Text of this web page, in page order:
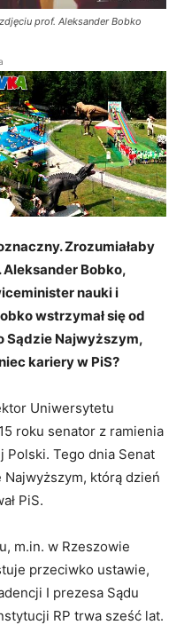
prof. Aleksander Bobko
Zrozumiałaby
Aleksander Bobko,
nauki i
wstrzymał się od
Sądzie Najwyższym,
kariery w PiS?
Uniwersytetu
roku senator z ramienia
Polski. Tego dnia Senat
Najwyższym, którą dzień
PiS.
m.in. w Rzeszowie
przeciwko ustawie,
I prezesa Sądu
RP trwa sześć lat.